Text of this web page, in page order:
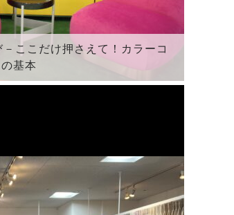
ここだけ押さえて！カラーコ
基本